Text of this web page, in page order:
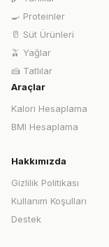
🍳 Proteinler
🥛 Süt Ürünleri
🫒 Yağlar
🍰 Tatlılar
Araçlar
Kalori Hesaplama
BMI Hesaplama
Hakkımızda
Gizlilik Politikası
Kullanım Koşulları
Destek